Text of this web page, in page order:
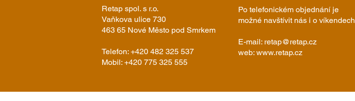
Retap spol. s r.o.
Vaňkova ulice 730
463 65 Nové Město pod Smrkem
Telefon: +420 482 325 537
Mobil: +420 775 325 555
Po telefonickém objednání je
možné navštívit nás i o víkendech
E-mail: retap@retap.cz
web: www.retap.cz